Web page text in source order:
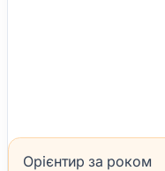
Орієнтир за роком